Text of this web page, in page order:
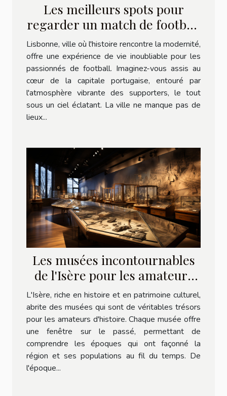
Les meilleurs spots pour
regarder un match de football
en plein air à Lisbonne
Lisbonne, ville où l'histoire rencontre la modernité,
offre une expérience de vie inoubliable pour les
passionnés de football. Imaginez-vous assis au
cœur de la capitale portugaise, entouré par
l'atmosphère vibrante des supporters, le tout
sous un ciel éclatant. La ville ne manque pas de
lieux...
Les musées incontournables
de l'Isère pour les amateurs
d'histoire
L'Isère, riche en histoire et en patrimoine culturel,
abrite des musées qui sont de véritables trésors
pour les amateurs d'histoire. Chaque musée offre
une fenêtre sur le passé, permettant de
comprendre les époques qui ont façonné la
région et ses populations au fil du temps. De
l'époque...